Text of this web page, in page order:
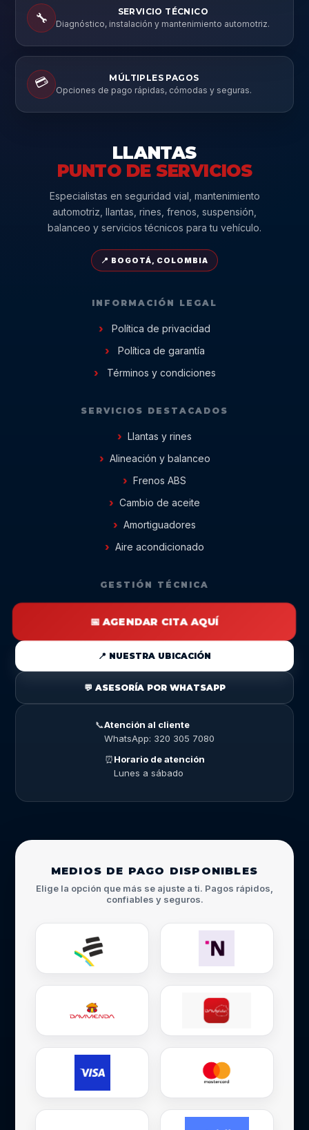
🔧
SERVICIO TÉCNICO
Diagnóstico, instalación y mantenimiento automotriz.
💳
MÚLTIPLES PAGOS
Opciones de pago rápidas, cómodas y seguras.
LLANTAS
PUNTO DE SERVICIOS
Especialistas en seguridad vial, mantenimiento
automotriz, llantas, rines, frenos, suspensión,
balanceo y servicios técnicos para tu vehículo.
📍 BOGOTÁ, COLOMBIA
INFORMACIÓN LEGAL
Política de privacidad
Política de garantía
Términos y condiciones
SERVICIOS DESTACADOS
Llantas y rines
Alineación y balanceo
Frenos ABS
Cambio de aceite
Amortiguadores
Aire acondicionado
GESTIÓN TÉCNICA
📅 AGENDAR CITA AQUÍ
📍 NUESTRA UBICACIÓN
💬 ASESORÍA POR WHATSAPP
📞Atención al cliente
WhatsApp: 320 305 7080
⏰Horario de atención
Lunes a sábado
MEDIOS DE PAGO DISPONIBLES
Elige la opción que más se ajuste a ti. Pagos rápidos,
confiables y seguros.